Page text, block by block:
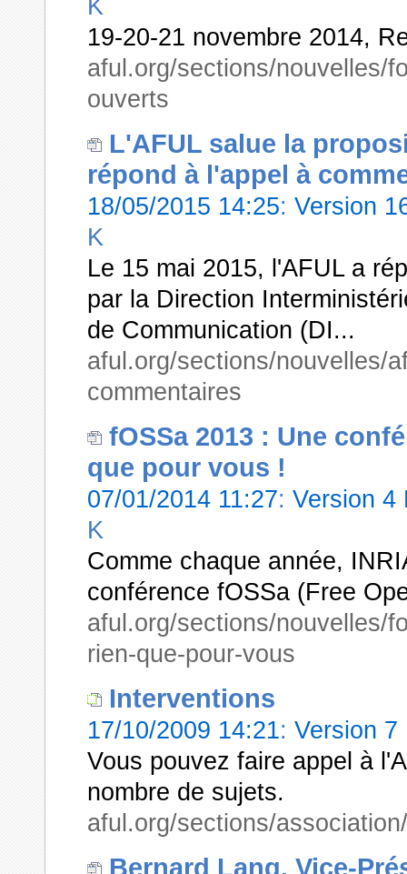
K
19-20-21 novembre 2014,
aful.org/sections/nouvelles/
ouverts
L'AFUL salue la
répond à l'appel à
18/05/2015 14:25: Version
K
Le 15 mai 2015, l'AFUL a
par la Direction
de Communication (DI...
aful.org/sections/nouvelles/
commentaires
fOSSa 2013 : Une
que pour vous !
07/01/2014 11:27: Version
K
Comme chaque année,
conférence fOSSa (Free
aful.org/sections/nouvelles/
rien-que-pour-vous
Interventions
17/10/2009 14:21: Version
Vous pouvez faire appel à
nombre de sujets.
aful.org/sections/
Bernard Lang, Vice-